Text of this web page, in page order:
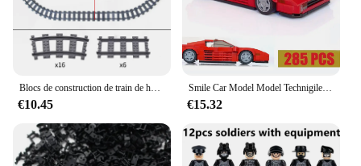
ensures that you can purchase in bulk, making it an
economical choice for businesses. With their
adaptability and convenience, these blocks are a
must-have for anyone looking to enhance their
retail offerings.
Blocs de construction de train de haute technologie ville, pistes flexibles, à fourche, Rails droits et incurvés, interrupteur, briques, jouets créatifs pour enfants
€10.45
Smile Car Model Model Technigile coupé et roadster 2 en 1 Fit décennie s de construction MOC-24335 Briques Jouet pour enfants Cadeaux de Noël
€15.32